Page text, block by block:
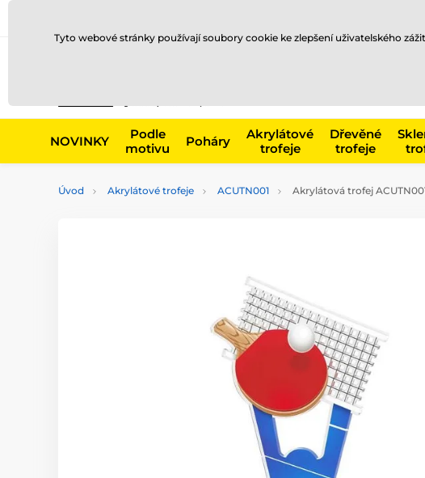
NOVINKY
Podle
motivu
Poháry
Akrylátové
trofeje
Dřevěné
trofeje
Úvod Akrylátové trofeje ACUTN001 Akrylátová trofej
Tyto webové stránky používají soubory cookie ke zlepšení uživatelského